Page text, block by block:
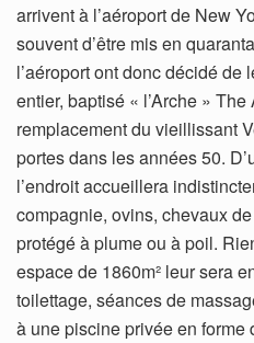
arrivent à l’aéroport de New
souvent d’être mis en
l’aéroport ont donc décidé de
entier, baptisé « l’Arche »
remplacement du vieillissant
portes dans les années 50.
l’endroit accueillera
compagnie, ovins, chevaux
protégé à plume ou à poil.
espace de 1860m² leur sera
toilettage, séances de
à une piscine privée en forme